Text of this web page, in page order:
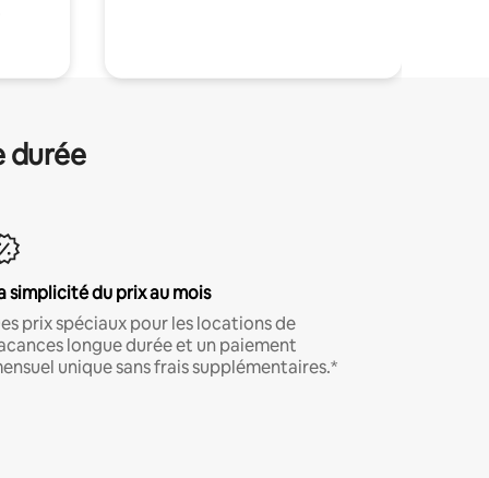
durée
simplicité du prix au mois
prix spéciaux pour les locations de
longue durée et un paiement
unique sans frais supplémentaires.*